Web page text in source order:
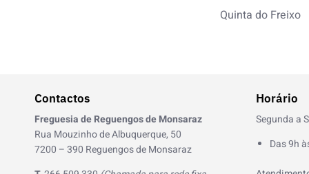
Quinta do Freixo
Contactos
Freguesia de Reguengos de Monsaraz
Rua Mouzinho de Albuquerque, 50
7200 – 390 Reguengos de Monsaraz
Horário
Segunda a
Das 9h